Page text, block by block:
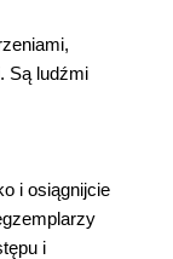
Są ludźmi
i osiągnijcie
i